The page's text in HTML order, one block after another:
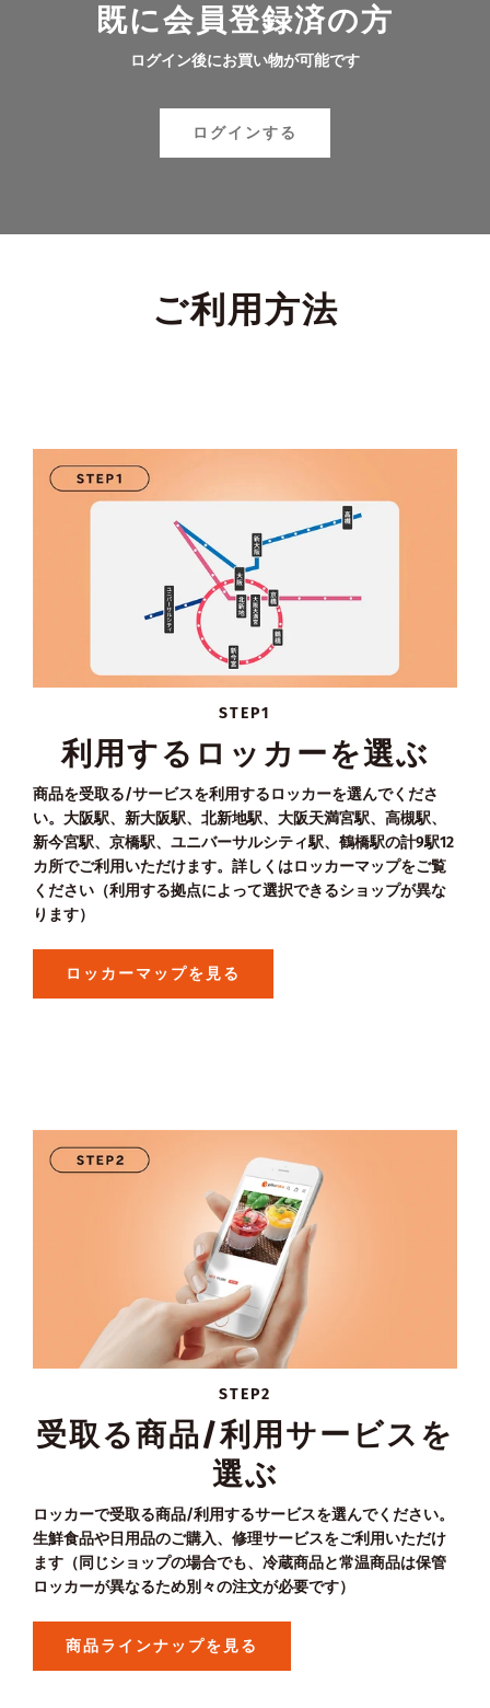
既に会員登録済の方
ログイン後にお買い物が可能です
ログインする
ご利用方法
STEP1
利用するロッカーを選ぶ
商品を受取る/サービスを利用するロッカーを選んでくださ
い。大阪駅、新大阪駅、北新地駅、大阪天満宮駅、高槻駅、
新今宮駅、京橋駅、ユニバーサルシティ駅、鶴橋駅の計9駅12
カ所でご利用いただけます。詳しくはロッカーマップをご覧
ください（利用する拠点によって選択できるショップが異な
ります）
ロッカーマップを見る
STEP2
受取る商品/利用サービスを
選ぶ
ロッカーで受取る商品/利用するサービスを選んでください。
生鮮食品や日用品のご購入、修理サービスをご利用いただけ
ます（同じショップの場合でも、冷蔵商品と常温商品は保管
ロッカーが異なるため別々の注文が必要です）
商品ラインナップを見る